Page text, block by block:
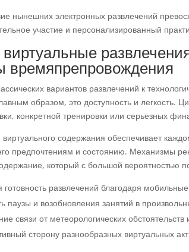
нынешних электронных развлечений
участие и персонализированный
времяпрепровождения
вариантов развлечений к
образом, это доступность и легкость.
конкретной тренировки или серьезных
виртуального содержания обеспечивает
предпочтениям и состоянию. Механизмы
который с большой вероятностью
готовность развлечений благодаря
паузы и возобновления занятий в
связи от метеорологических
сторону разнообразных виртуальных